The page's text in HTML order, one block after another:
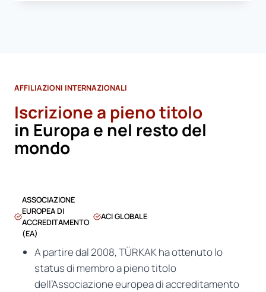
AFFILIAZIONI INTERNAZIONALI
Iscrizione a pieno titolo
in Europa e nel resto del
mondo
ASSOCIAZIONE
EUROPEA DI
ACCREDITAMENTO
(EA)
ACI GLOBALE
A partire dal 2008, TÜRKAK ha ottenuto lo
status di membro a pieno titolo
dell’Associazione europea di accreditamento